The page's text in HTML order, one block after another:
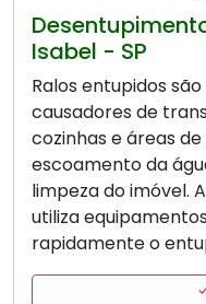
Isabel - SP
Ralos entupidos
causadores de
cozinhas e áreas
escoamento da
limpeza do imóvel.
utiliza
rapidamente o